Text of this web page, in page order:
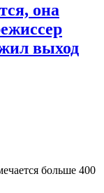
она
выход
больше 400